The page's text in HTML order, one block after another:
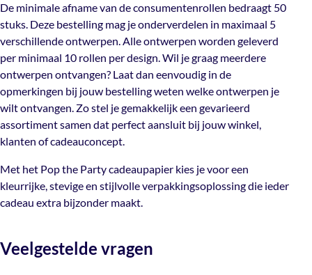
worden geleverd per minimaal 10 rollen per design. Wil je
graag meerdere ontwerpen ontvangen? Laat dan
eenvoudig in de opmerkingen bij jouw bestelling weten
welke ontwerpen je wilt ontvangen. Zo stel je
gemakkelijk een gevarieerd assortiment samen dat
perfect aansluit bij jouw winkel, klanten of
cadeauconcept.
Met het Pop the Party cadeaupapier kies je voor een
ieder cadeau extra bijzonder maakt.
De minimale afname van de consumentenrollen bedraagt 50
stuks. Deze bestelling mag je onderverdelen in maximaal 5
verschillende ontwerpen. Alle ontwerpen worden geleverd
per minimaal 10 rollen per design. Wil je graag meerdere
ontwerpen ontvangen? Laat dan eenvoudig in de
opmerkingen bij jouw bestelling weten welke ontwerpen je
wilt ontvangen. Zo stel je gemakkelijk een gevarieerd
assortiment samen dat perfect aansluit bij jouw winkel,
klanten of cadeauconcept.
Met het Pop the Party cadeaupapier kies je voor een
kleurrijke, stevige en stijlvolle verpakkingsoplossing die ieder
cadeau extra bijzonder maakt.
Veelgestelde vragen